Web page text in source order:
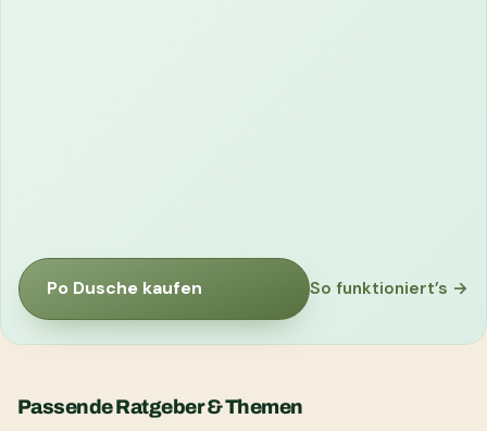
Po Dusche kaufen So funktioniert’s →
Passende Ratgeber & Themen